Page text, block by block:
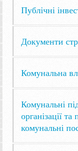
Публічні
Документи
Комунальна
Комунальні
організації
комунальні